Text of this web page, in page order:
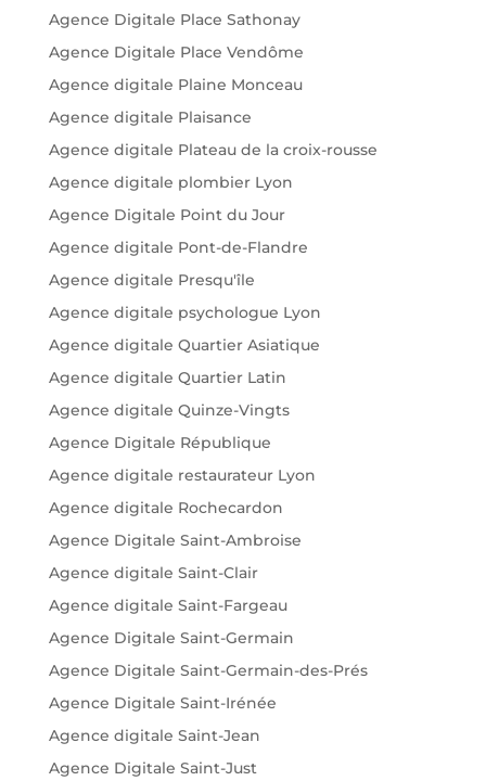
Agence Digitale Place Sathonay
Agence Digitale Place Vendôme
Agence digitale Plaine Monceau
Agence digitale Plaisance
Agence digitale Plateau de la croix-rousse
Agence digitale plombier Lyon
Agence Digitale Point du Jour
Agence digitale Pont-de-Flandre
Agence digitale Presqu'île
Agence digitale psychologue Lyon
Agence digitale Quartier Asiatique
Agence digitale Quartier Latin
Agence digitale Quinze-Vingts
Agence Digitale République
Agence digitale restaurateur Lyon
Agence digitale Rochecardon
Agence Digitale Saint-Ambroise
Agence digitale Saint-Clair
Agence digitale Saint-Fargeau
Agence Digitale Saint-Germain
Agence Digitale Saint-Germain-des-Prés
Agence Digitale Saint-Irénée
Agence digitale Saint-Jean
Agence Digitale Saint-Just